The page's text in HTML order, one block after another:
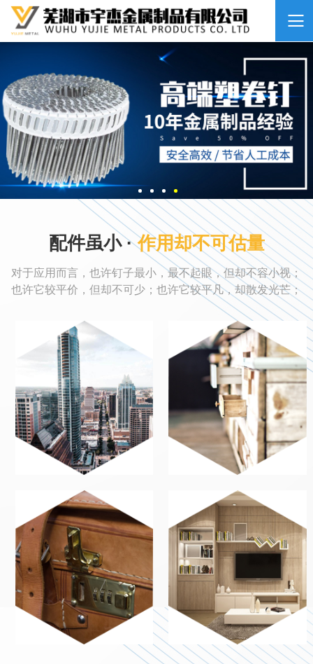
配件虽小 ·作用却不可估量
对于应用而言，也许钉子最小，最不起眼，但却不容小视；
也许它较平价，但却不可少；也许它较平凡，却散发光芒；